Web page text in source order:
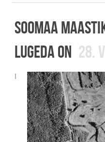
Soomaa
lugeda on 28.
I